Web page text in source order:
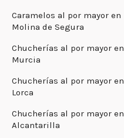
Caramelos al por mayor en
Molina de Segura
Chucherías al por mayor en
Murcia
Chucherías al por mayor en
Lorca
Chucherías al por mayor en
Alcantarilla